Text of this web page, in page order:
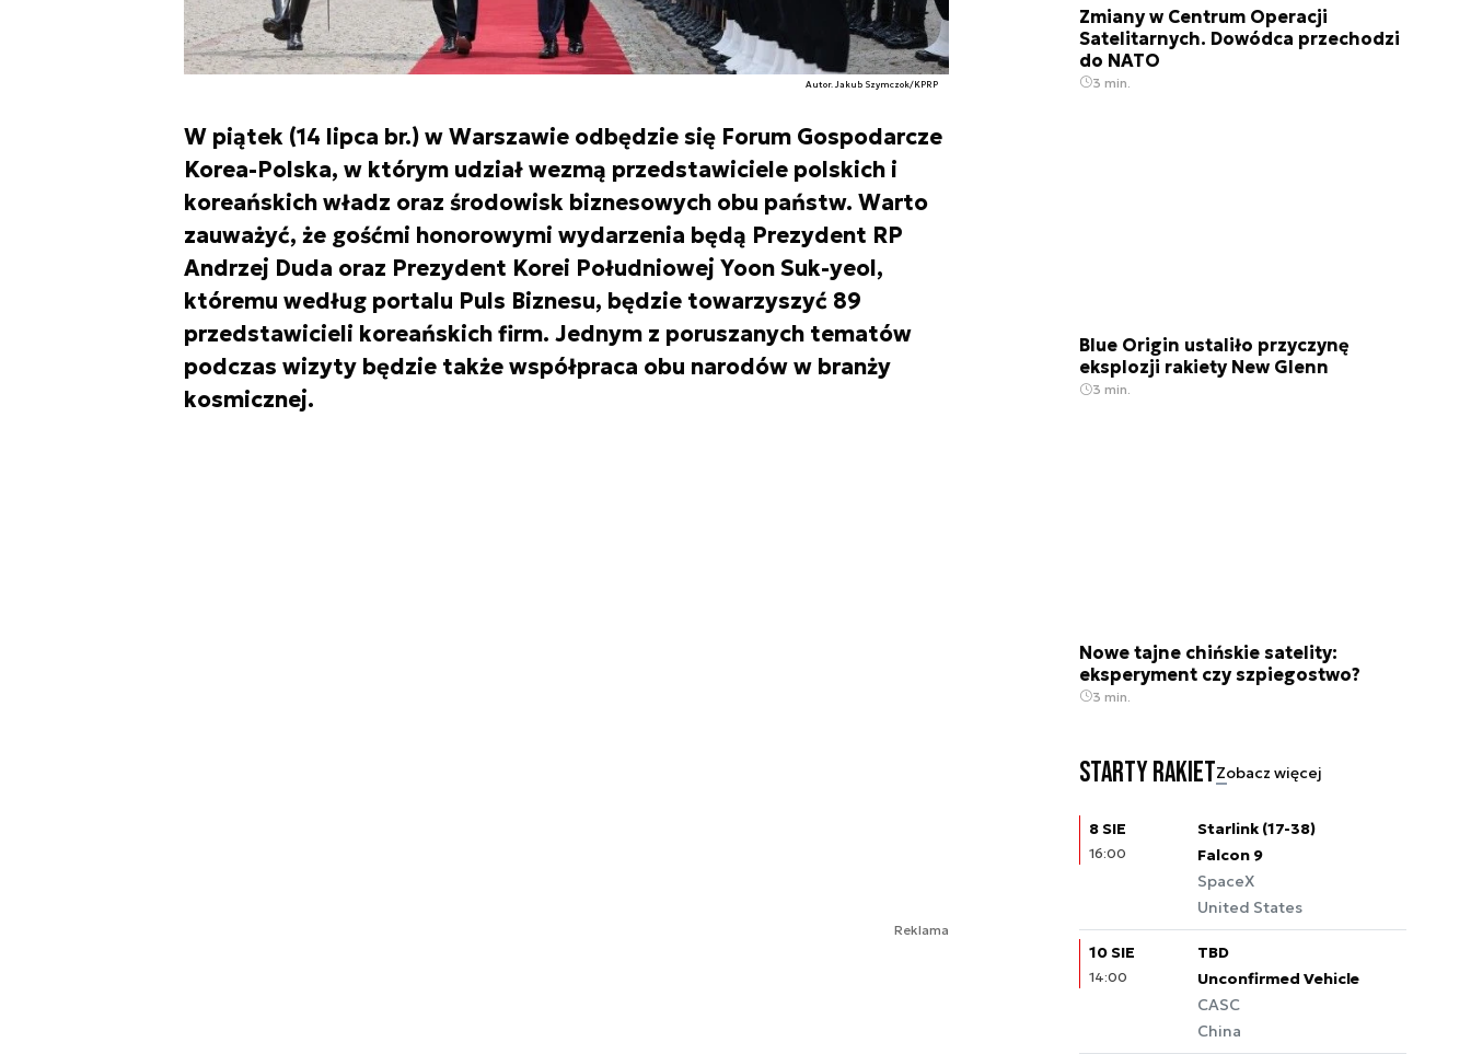
Autor. Jakub Szymczok/KPRP
W piątek (14 lipca br.) w Warszawie odbędzie się Forum Gospodarcze
Korea-Polska, w którym udział wezmą przedstawiciele polskich i
koreańskich władz oraz środowisk biznesowych obu państw. Warto
zauważyć, że gośćmi honorowymi wydarzenia będą Prezydent RP
Andrzej Duda oraz Prezydent Korei Południowej Yoon Suk-yeol,
któremu według portalu Puls Biznesu, będzie towarzyszyć 89
przedstawicieli koreańskich firm. Jednym z poruszanych tematów
podczas wizyty będzie także współpraca obu narodów w branży
kosmicznej.
Reklama
Zmiany w Centrum Operacji
Satelitarnych. Dowódca przechodzi
do NATO
3 min.
Blue Origin ustaliło przyczynę
eksplozji rakiety New Glenn
3 min.
Nowe tajne chińskie satelity:
eksperyment czy szpiegostwo?
3 min.
Starty rakietZobacz więcej
8 SIE
16:00
Starlink (17-38)
Falcon 9
SpaceX
United States
10 SIE
14:00
TBD
Unconfirmed Vehicle
CASC
China